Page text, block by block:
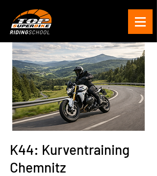
K44: Kurventraining
Chemnitz